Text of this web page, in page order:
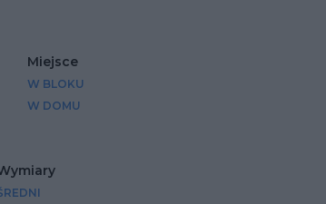
Miejsce
W BLOKU
W DOMU